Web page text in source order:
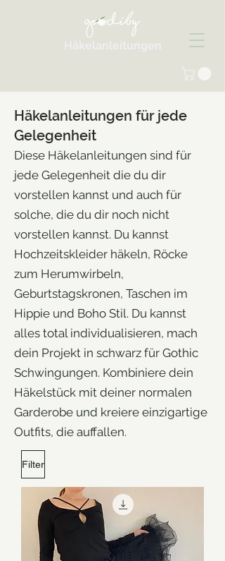
Häkelanleitungen
Häkelanleitungen für jede
Gelegenheit
Diese Häkelanleitungen sind für
jede Gelegenheit die du dir
vorstellen kannst und auch für
solche, die du dir noch nicht
vorstellen kannst. Du kannst
Hochzeitskleider häkeln, Röcke
zum Herumwirbeln,
Geburtstagskronen, Taschen im
Hippie und Boho Stil. Du kannst
alles total individualisieren, mach
dein Projekt in schwarz für Gothic
Schwingungen. Kombiniere dein
Häkelstück mit deiner normalen
Garderobe und kreiere einzigartige
Outfits, die auffallen.
Filter